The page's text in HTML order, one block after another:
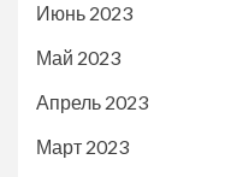
Июнь 2023
Май 2023
Апрель 2023
Март 2023